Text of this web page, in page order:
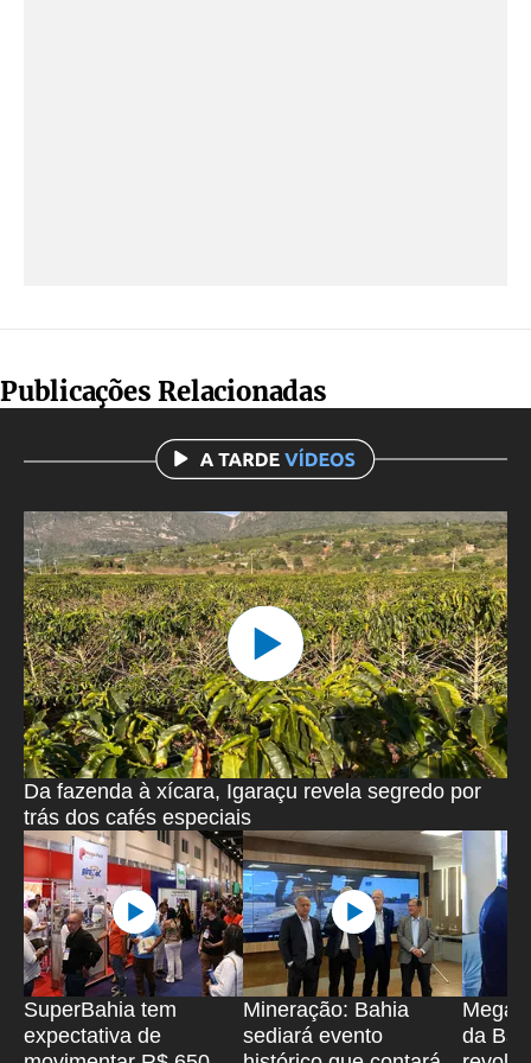
Publicações Relacionadas
Da fazenda à xícara, Igaraçu revela segredo por
trás dos cafés especiais
SuperBahia tem
expectativa de
Mineração: Bahia
sediará evento
da